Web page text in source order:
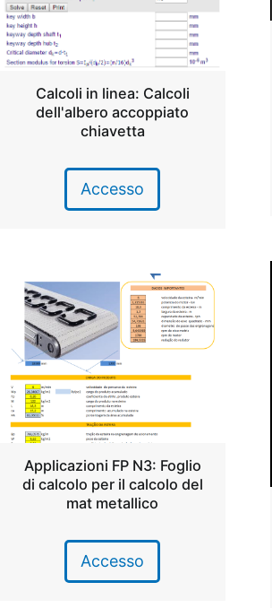
Calcoli in linea: Calcoli
dell'albero accoppiato
chiavetta
Accesso
Applicazioni FP N3: Foglio
di calcolo per il calcolo del
mat metallico
Accesso